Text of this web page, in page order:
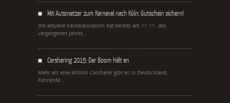
Mit Autonetzer zum Karneval nach Köln: Gutschein sichern!
Die aktuelle Karnevalssaison hat bereits am 11.11. des
vergangenen Jahres...
Carsharing 2015: Der Boom hält an
Mehr als eine Million Carsharer gibt es in Deutschland.
Führende...